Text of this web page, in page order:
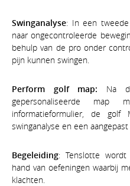
Swinganalyse: In een
naar ongecontroleerde
behulp van de pro onder
pijn kunnen swingen.
Perform golf map: Na
gepersonaliseerde map
informatieformulier, de golf
swinganalyse en een
Begeleiding: Tenslotte
hand van oefeningen waarbij
klachten.